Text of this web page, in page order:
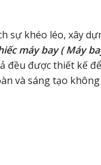
khéo léo, xây
máy bay ( Máy
đều được thiết kế
và sáng tạo